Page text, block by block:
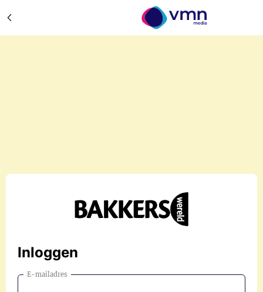
Inloggen
E-mailadres